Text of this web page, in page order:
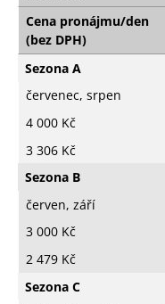
Cena pronájmu/den
(bez DPH)
Sezona A
červenec, srpen
4 000 Kč
3 306 Kč
Sezona B
červen, září
3 000 Kč
2 479 Kč
Sezona C